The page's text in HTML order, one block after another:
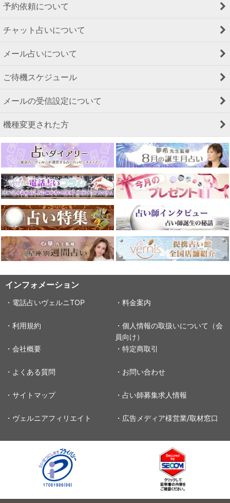
予約依頼について
チャット占いについて
メール占いについて
ご待機スケジュール
メールの受信設定について
機種変更された方
インフォメーション
・電話占いヴェルニTOP ・料金案内
・利用規約
・個人情報の取扱いについて（会
員向け）
・会社概要
・特定商取引
・よくある質問 ・お問い合わせ
・サイトマップ ・占い師募集求人情報
・ヴェルニアフィリエイト ・広告メディア様営業/取材窓口